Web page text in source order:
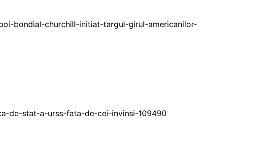
bondial-churchill-initiat-targul-girul-americanilor-
de-stat-a-urss-fata-de-cei-invinsi-109490